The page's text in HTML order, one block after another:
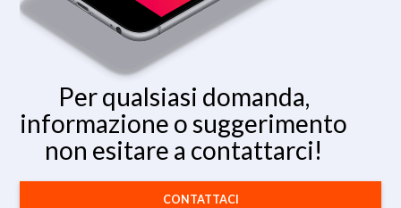
Per qualsiasi domanda,
informazione o suggerimento
non esitare a contattarci!
CONTATTACI